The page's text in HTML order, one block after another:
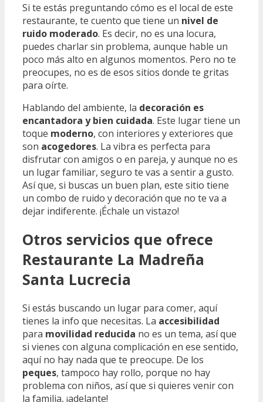
Si te estás preguntando cómo es el local de este
restaurante, te cuento que tiene un nivel de
ruido moderado. Es decir, no es una locura,
puedes charlar sin problema, aunque hable un
poco más alto en algunos momentos. Pero no te
preocupes, no es de esos sitios donde te gritas
para oírte.
Hablando del ambiente, la decoración es
encantadora y bien cuidada. Este lugar tiene un
toque moderno, con interiores y exteriores que
son acogedores. La vibra es perfecta para
disfrutar con amigos o en pareja, y aunque no es
un lugar familiar, seguro te vas a sentir a gusto.
Así que, si buscas un buen plan, este sitio tiene
un combo de ruido y decoración que no te va a
dejar indiferente. ¡Échale un vistazo!
Otros servicios que ofrece
Restaurante La Madreña
Santa Lucrecia
Si estás buscando un lugar para comer, aquí
tienes la info que necesitas. La accesibilidad
para movilidad reducida no es un tema, así que
si vienes con alguna complicación en ese sentido,
aquí no hay nada que te preocupe. De los
peques, tampoco hay rollo, porque no hay
problema con niños, así que si quieres venir con
la familia, ¡adelante!